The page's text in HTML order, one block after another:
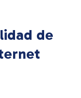
de